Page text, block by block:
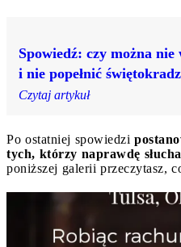
Spowiedź: czy można
i nie popełnić
Czytaj artykuł
Po ostatniej spowiedzi
tych, którzy naprawdę
poniższej galerii przeczytasz,